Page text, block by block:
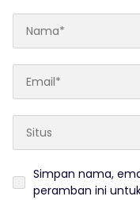
Simpan nama,
peramban ini